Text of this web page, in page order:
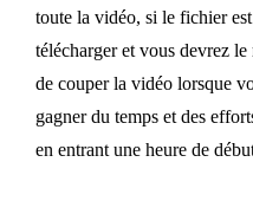
toute la vidéo, si le fichier
télécharger et vous devrez
de couper la vidéo lorsque
gagner du temps et des
en entrant une heure de